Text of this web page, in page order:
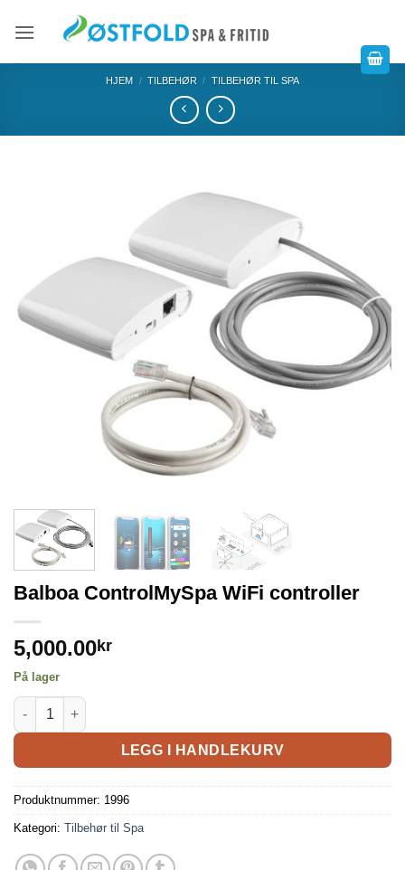
HJEM / TILBEHØR / TILBEHØR TIL SPA
Balboa ControlMySpa WiFi controller
5,000.00kr
På lager
LEGG I HANDLEKURV
Produktnummer: 1996
Kategori: Tilbehør til Spa